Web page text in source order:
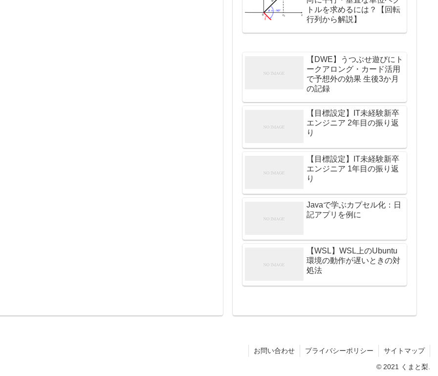
トルを求めるには？【回転
行列から解説】
【DWE】うつぶせ遊びにト
ークアロング・カード活用
で予想外の効果 生後3か月
の記録
【目標設定】IT未経験新卒
エンジニア 2年目の振り返
り
【目標設定】IT未経験新卒
エンジニア 1年目の振り返
り
Javaで学ぶカプセル化：日
記アプリを例に
【WSL】WSL上のUbuntu
環境の動作が遅いときの対
処法
お問い合わせ プライバシーポリシー サイトマップ
© 2021 くまと梨.